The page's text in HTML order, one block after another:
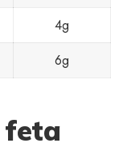
4g
6g
feta